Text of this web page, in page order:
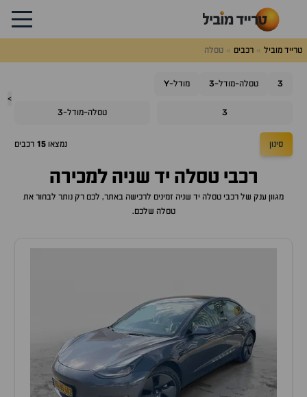
טרייד מוביל רכבים טסלה
>
3 טסלה-מודל-3 מודל-Y
3 טסלה-מודל-3
סינון נמצאו 15 רכבים
רכבי טסלה יד שניה למכירה
מגוון ענק של רכבי טסלה יד שניה זמינים לרכישה באתר, לכם רק נותר לבחור את
טסלה שלכם.